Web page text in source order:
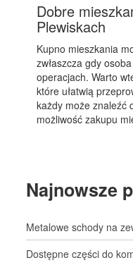
Dobre
Plewiskach
Kupno mieszkania
zwłaszcza gdy
operacjach. Warto
które ułatwią
każdy może znaleźć
możliwość zakupu
Najnowsze
Metalowe schody na
Dostępne części do